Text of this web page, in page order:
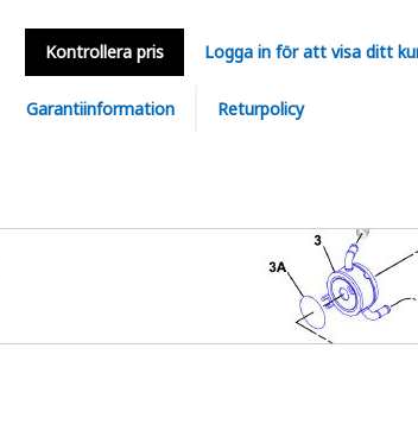
Kontrollera pris Logga in för att visa ditt
Garantiinformation Returpolicy